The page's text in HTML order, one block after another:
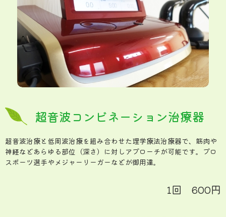
超音波コンビネーション治療器
超音波治療と低周波治療を組み合わせた理学療法治療器で、筋肉や
神経などあらゆる部位（深さ）に対しアプローチが可能です。プロ
スポーツ選手やメジャーリーガーなどが御用達。
1回 600円